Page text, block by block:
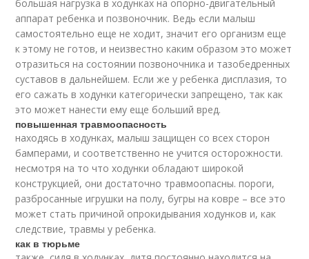
большая нагрузка в ходунках на опорно-двигательный
аппарат ребенка и позвоночник. Ведь если малыш
самостоятельно еще не ходит, значит его организм еще
к этому не готов, и неизвестно каким образом это может
отразиться на состоянии позвоночника и тазобедренных
суставов в дальнейшем. Если же у ребенка дисплазия, то
его сажать в ходунки категорически запрещено, так как
это может нанести ему еще больший вред.
повышенная травмоопасность
находясь в ходунках, малыш защищен со всех сторон
бамперами, и соответственно не учится осторожности.
несмотря на то что ходунки обладают широкой
конструкцией, они достаточно травмоопасны. пороги,
разбросанные игрушки на полу, бугры на ковре – все это
может стать причиной опрокидывания ходунков и, как
следствие, травмы у ребенка.
как в тюрьме